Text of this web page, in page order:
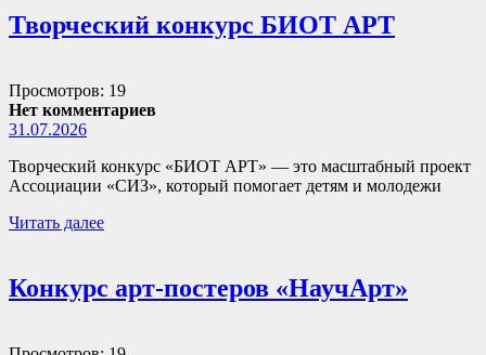
Творческий конкурс БИОТ АРТ
Просмотров: 19
Нет комментариев
31.07.2026
Творческий конкурс «БИОТ АРТ» — это масштабный проект
Ассоциации «СИЗ», который помогает детям и молодежи
Читать далее
Конкурс арт-постеров «НаучАрт»